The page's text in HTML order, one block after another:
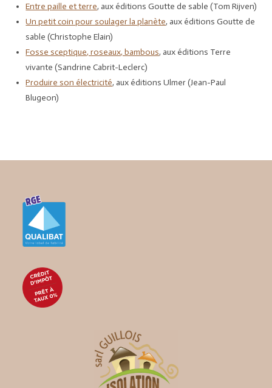
Entre paille et terre, aux éditions Goutte de sable (Tom Rijven)
Un petit coin pour soulager la planète, aux éditions Goutte de
sable (Christophe Elain)
Fosse sceptique, roseaux, bambous, aux éditions Terre
vivante (Sandrine Cabrit-Leclerc)
Produire son électricité, aux éditions Ulmer (Jean-Paul
Blugeon)